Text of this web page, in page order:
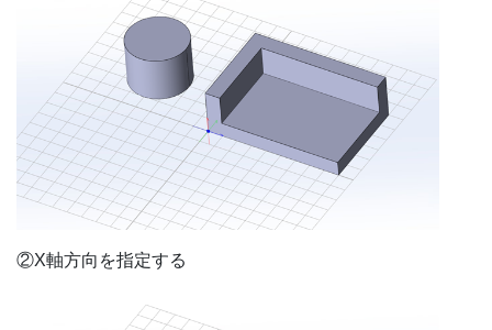
②X軸方向を指定する